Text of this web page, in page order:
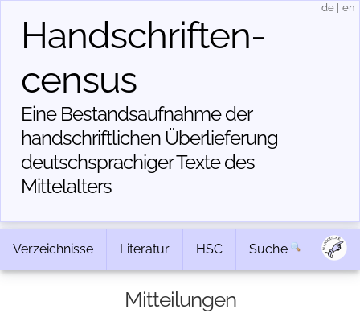
Handschriften­
census
Eine Bestandsaufnahme der
handschriftlichen Über­lieferung
deutschsprachiger Texte des
Mittelalters
de en
Verzeichnisse Literatur HSC Suche
Mitteilungen